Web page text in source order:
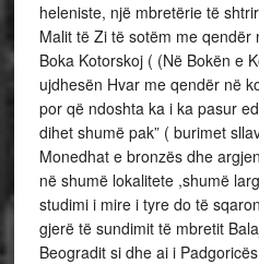
heleniste, një mbretërie të
Malit të Zi të sotëm me
Boka Kotorskoj ( (Në Bokën e
ujdhesën Hvar me qendër në
por që ndoshta ka i ka pasur
dihet shumë pak” ( burimet
Monedhat e bronzës dhe
në shumë lokalitete ,shumë
studimi i mire i tyre do të
gjerë të sundimit të mbretit
Beogradit si dhe ai i